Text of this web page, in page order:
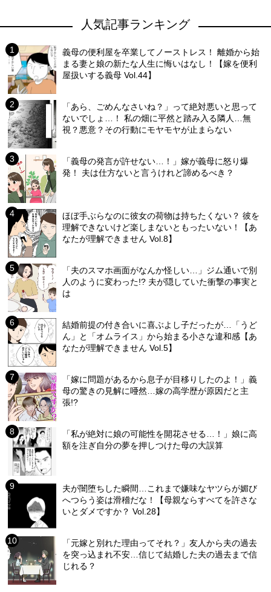
人気記事ランキング
義母の便利屋を卒業してノーストレス！ 離婚から始
まる妻と娘の新たな人生に悔いはなし！【嫁を便利
屋扱いする義母 Vol.44】
「あら、ごめんなさいね？」って絶対悪いと思って
ないでしょ…！ 私の畑に平然と踏み入る隣人…無
視？悪意？その行動にモヤモヤが止まらない
「義母の発言が許せない…！」嫁が義母に怒り爆
発！ 夫は仕方ないと言うけれど諦めるべき？
ほぼ手ぶらなのに彼女の荷物は持ちたくない？ 彼を
理解できないけど楽しまないともったいない！【あ
なたが理解できません Vol.8】
「夫のスマホ画面がなんか怪しい…」ジム通いで別
人のように変わった!? 夫が隠していた衝撃の事実と
は
結婚前提の付き合いに喜ぶよし子だったが…「うど
ん」と「オムライス」から始まる小さな違和感【あ
なたが理解できません Vol.5】
「嫁に問題があるから息子が目移りしたのよ！」義
母の驚きの見解に唖然…嫁の高学歴が原因だと主
張!?
「私が絶対に娘の可能性を開花させる…！」娘に高
額を注ぎ自分の夢を押しつけた母の大誤算
夫が闇堕ちした瞬間…これまで嫌味なヤツらが媚び
へつらう姿は滑稽だな！【母親ならすべてを許さな
いとダメですか？ Vol.28】
「元嫁と別れた理由ってそれ？」友人から夫の過去
を突っ込まれ不安…信じて結婚した夫の過去まで信
じれる？